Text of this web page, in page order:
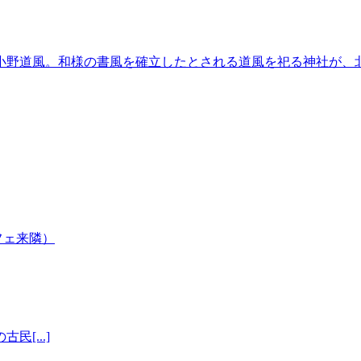
道風。和様の書風を確立したとされる道風を祀る神社が
古民[...]